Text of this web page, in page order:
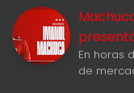
En horas
de